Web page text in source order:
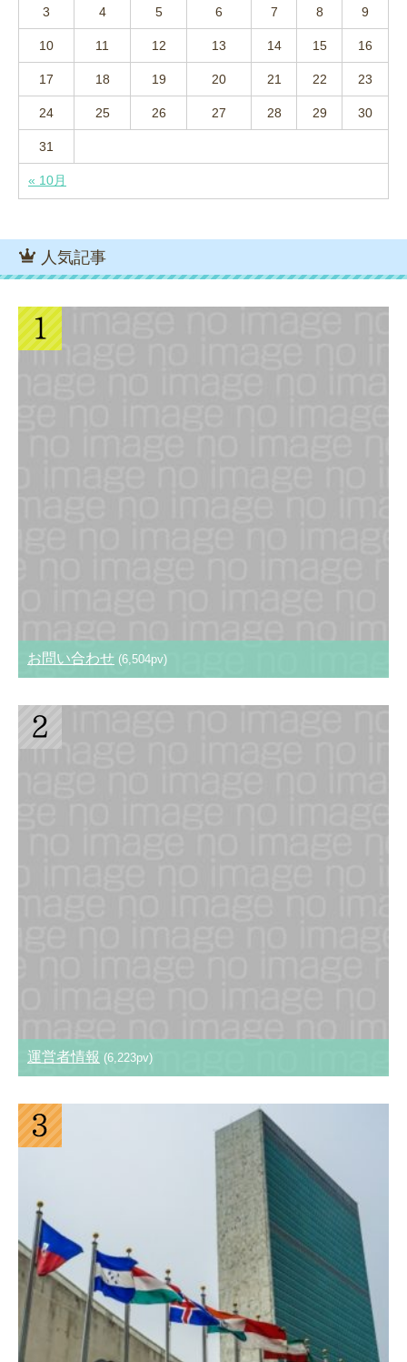
« 10月
3 4 5 6 7 8 9
10 11 12 13 14 15 16
17 18 19 20 21 22 23
24 25 26 27 28 29 30
31
人気記事
お問い合わせ (6,504pv)
運営者情報 (6,223pv)